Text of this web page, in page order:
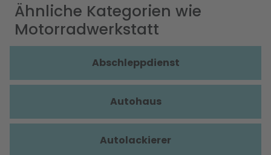
Ähnliche Kategorien wie
Motorradwerkstatt
Abschleppdienst
Autohaus
Autolackierer